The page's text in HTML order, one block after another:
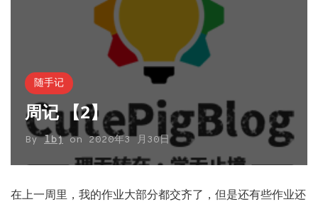
随手记
周记 【2】
Bylbjon 2020年3 月30日
在上一周里，我的作业大部分都交齐了，但是还有些作业还